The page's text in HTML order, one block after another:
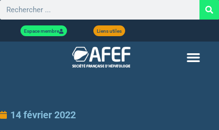
Espace membre Liens utiles
14 février 2022